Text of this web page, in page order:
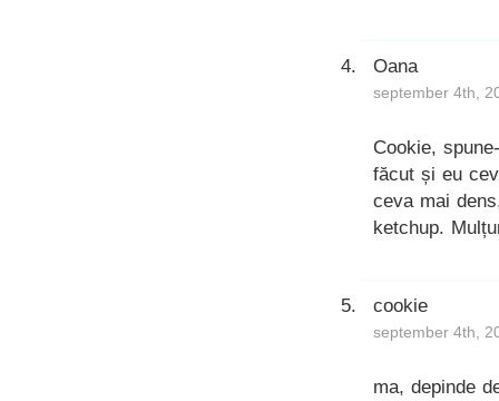
Oana
september 4th,
Cookie,
făcut și eu
ceva mai
ketchup.
cookie
september 4th,
ma, depinde